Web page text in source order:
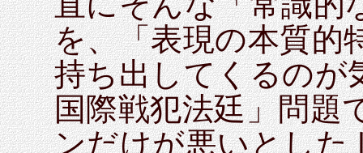
を、「表現の本質的
持ち出してくるのが
国際戦犯法廷」問題
ンだけが悪いとした